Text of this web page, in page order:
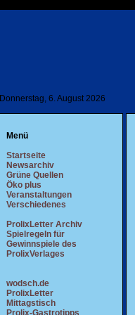
Donnerstag, 6. August 2026
Menü
Startseite
Newsarchiv
Grüne Quellen
Öko plus
Veranstaltungen
Verschiedenes
ProlixLetter Archiv
Spielregeln für
Gewinnspiele des
ProlixVerlages
wodsch.de
ProlixLetter
Mittagstisch
Prolix-Gastrotipps